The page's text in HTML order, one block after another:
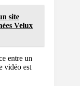
site
Velux
entre un
vidéo est